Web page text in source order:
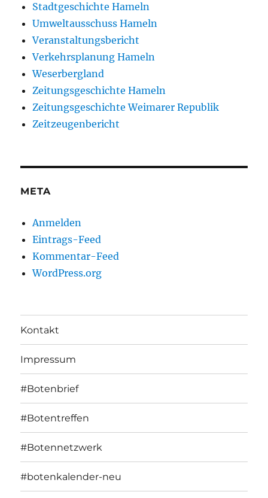
Stadtgeschichte Hameln
Umweltausschuss Hameln
Veranstaltungsbericht
Verkehrsplanung Hameln
Weserbergland
Zeitungsgeschichte Hameln
Zeitungsgeschichte Weimarer Republik
Zeitzeugenbericht
META
Anmelden
Eintrags-Feed
Kommentar-Feed
WordPress.org
Kontakt
Impressum
#Botenbrief
#Botentreffen
#Botennetzwerk
#botenkalender-neu